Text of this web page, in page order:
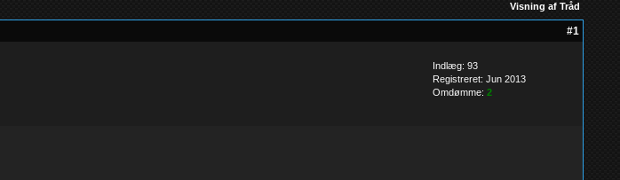
Visning af Tråd
#1
Indlæg: 93
Registreret: Jun 2013
Omdømme: 2